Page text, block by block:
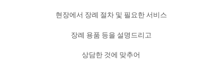
현장에서 장례 절차 및 필요한 서비스
장례 용품 등을 설명드리고
상담한 것에 맞추어